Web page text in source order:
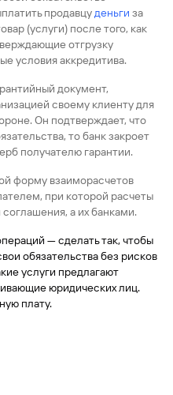
продавцу деньги за
(услуги) после того, как
отгрузку
условия аккредитива.
документ,
своему клиенту для
Он подтверждает, что
то банк закроет
получателю гарантии.
форму взаиморасчетов
при которой расчеты
а их банками.
— сделать так, чтобы
обязательства без рисков
услуги предлагают
юридических лиц.
плату.